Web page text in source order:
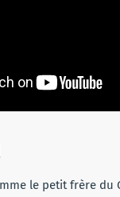
le petit frère du